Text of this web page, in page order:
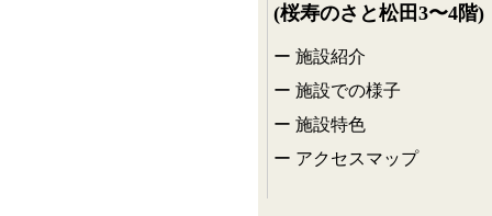
(桜寿のさと松田3〜4階)
施設紹介
施設での様子
施設特色
アクセスマップ